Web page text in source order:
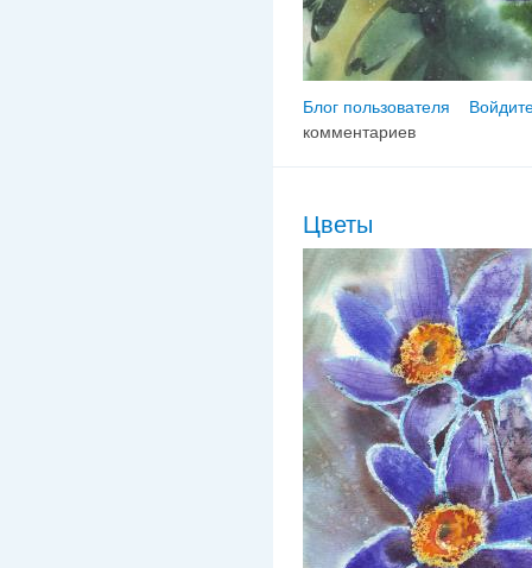
Блог пользователя
комментариев
Цветы